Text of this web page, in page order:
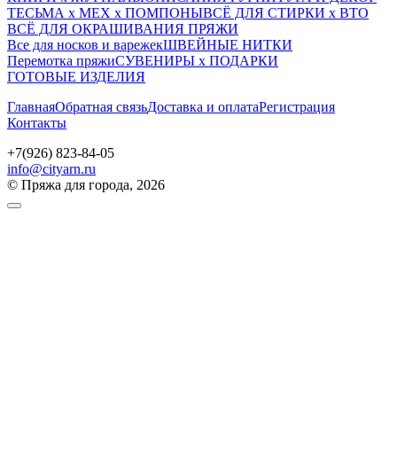
ТЕСЬМА х МЕХ х ПОМПОНЫВСЁ ДЛЯ СТИРКИ х ВТО
ВСЁ ДЛЯ ОКРАШИВАНИЯ ПРЯЖИ
Все для носков и варежекШВЕЙНЫЕ НИТКИ
Перемотка пряжиСУВЕНИРЫ х ПОДАРКИ
ГОТОВЫЕ ИЗДЕЛИЯ
ГлавнаяОбратная связьДоставка и оплатаРегистрация
Контакты
+7(926) 823-84-05
info@cityarn.ru
© Пряжа для города, 2026